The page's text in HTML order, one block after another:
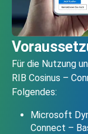
Für die Nutzung
RIB Cosinus –
Folgendes:
Microsoft
Connect –